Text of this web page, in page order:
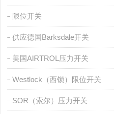
限位开关
供应德国Barksdale开关
美国AIRTROL压力开关
Westlock（西锁）限位开关
SOR（索尔）压力开关